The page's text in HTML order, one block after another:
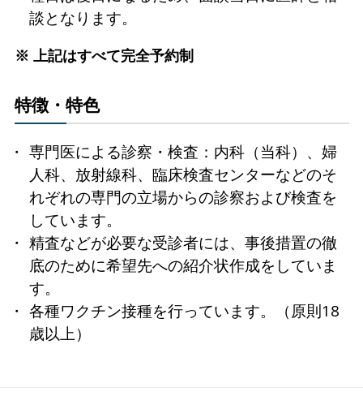
談となります。
※ 上記はすべて完全予約制
特徴・特色
専門医による診察・検査：内科（当科）、婦
人科、放射線科、臨床検査センターなどのそ
れぞれの専門の立場からの診察および検査を
しています。
精査などが必要な受診者には、事後措置の徹
底のために希望先への紹介状作成をしていま
す。
各種ワクチン接種を行っています。（原則18
歳以上）